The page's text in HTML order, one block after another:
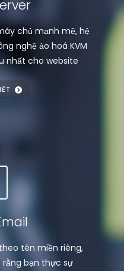
chủ mạnh mẽ, hệ
nghệ ảo hoá KVM
nhất cho website
tên miền riêng,
bạn thực sự